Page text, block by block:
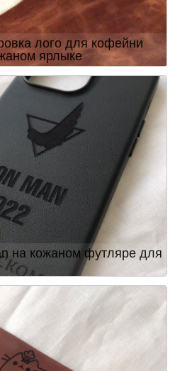
лого для кофейни
ярлыке
на кожаном футляре для